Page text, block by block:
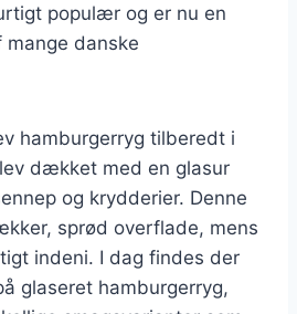
populær og er nu en
danske
hamburgerryg tilberedt i
dækket med en glasur
og krydderier. Denne
sprød overflade, mens
indeni. I dag findes der
glaseret hamburgerryg,